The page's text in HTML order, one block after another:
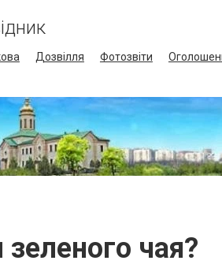
Дозвілля Фотозвіти
чая?